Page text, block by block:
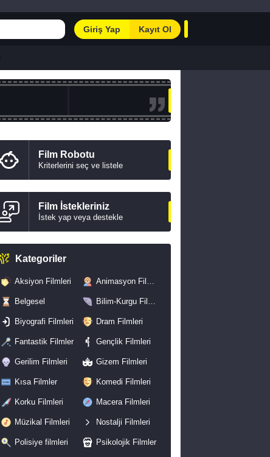
Giriş Yap Kayıt Ol
Film Robotu
Kriterlerini seç ve listele
Film İstekleriniz
İstek yap veya destekle
Kategoriler
Aksiyon Filmleri Animasyon Filmleri
Belgesel Bilim-Kurgu Filmleri
Biyografi Filmleri Dram Filmleri
Fantastik Filmler Gençlik Filmleri
Gerilim Filmleri Gizem Filmleri
Kısa Filmler Komedi Filmleri
Korku Filmleri Macera Filmleri
Müzikal Filmleri Nostalji Filmleri
Polisiye filmleri Psikolojik Filmler